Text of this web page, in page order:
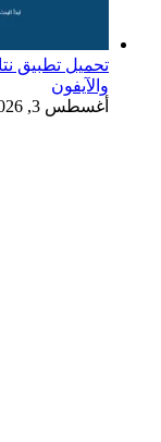
والآيفون
أغسطس 3, 2026